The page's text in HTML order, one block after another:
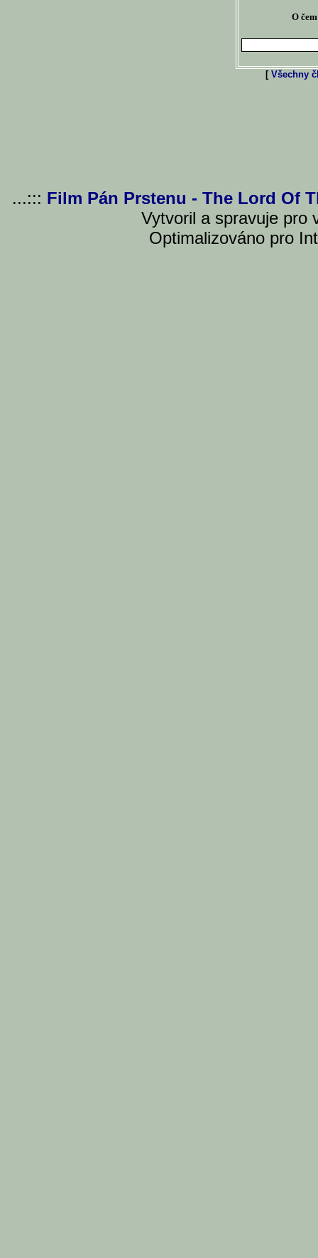
O
[ Všechny
...::: Film Pán Prstenu - The Lord Of
Vytvoril a spravuje pro
Optimalizováno pro